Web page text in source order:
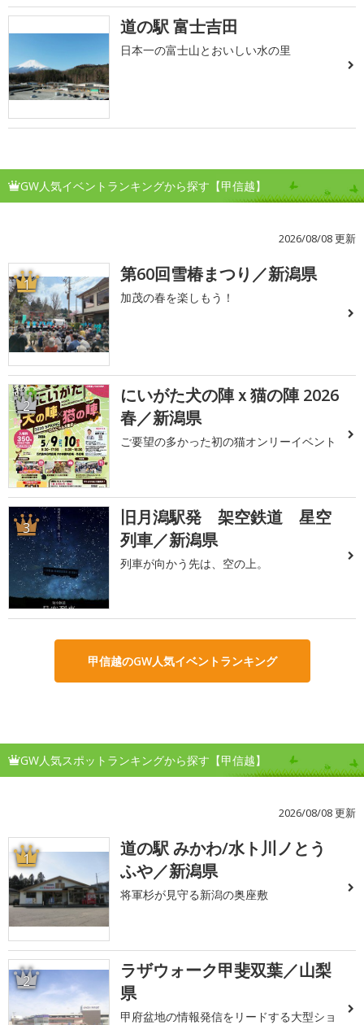
道の駅 富士吉田
日本一の富士山とおいしい水の里
GW人気イベントランキングから探す【甲信越】
2026/08/08 更新
1 第60回雪椿まつり／新潟県
加茂の春を楽しもう！
2
にいがた犬の陣ｘ猫の陣 2026
春／新潟県
ご要望の多かった初の猫オンリーイベント
3
旧月潟駅発 架空鉄道 星空
列車／新潟県
列車が向かう先は、空の上。
甲信越のGW人気イベントランキング
GW人気スポットランキングから探す【甲信越】
2026/08/08 更新
1
道の駅 みかわ/水ト川ノとう
ふや／新潟県
将軍杉が見守る新潟の奥座敷
2
ラザウォーク甲斐双葉／山梨
県
甲府盆地の情報発信をリードする大型ショ